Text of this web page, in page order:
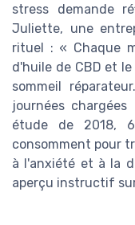
stress demande
Juliette, une
rituel : « Chaque
d'huile de CBD et
sommeil
journées
étude de 2018,
consomment pour
à l'anxiété et à la
aperçu instructif